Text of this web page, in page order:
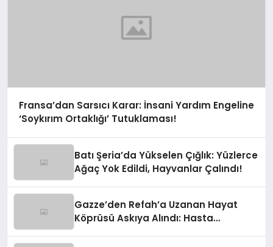
Fransa’dan Sarsıcı Karar: İnsani Yardım Engeline
‘Soykırım Ortaklığı’ Tutuklaması!
Batı Şeria’da Yükselen Çığlık: Yüzlerce
Ağaç Yok Edildi, Hayvanlar Çalındı!
Gazze’den Refah’a Uzanan Hayat
Köprüsü Askıya Alındı: Hasta